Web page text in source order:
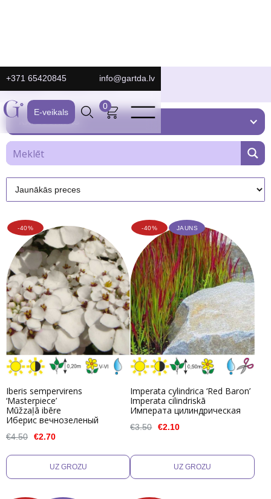
+371 65420845 info@gartda.lv
E-veikals
0
Gartda/E-Veikals I-J-K
KATEGORIJAS
-40%
Iberis sempervirens
‘Masterpiece’
Mūžzaļā ibēre
Иберис вечнозеленый
€4.50 €2.70
-40% JAUNS
Imperata cylindrica ‘Red Baron’
Imperata cilindriskā
Императа цилиндрическая
€3.50 €2.10